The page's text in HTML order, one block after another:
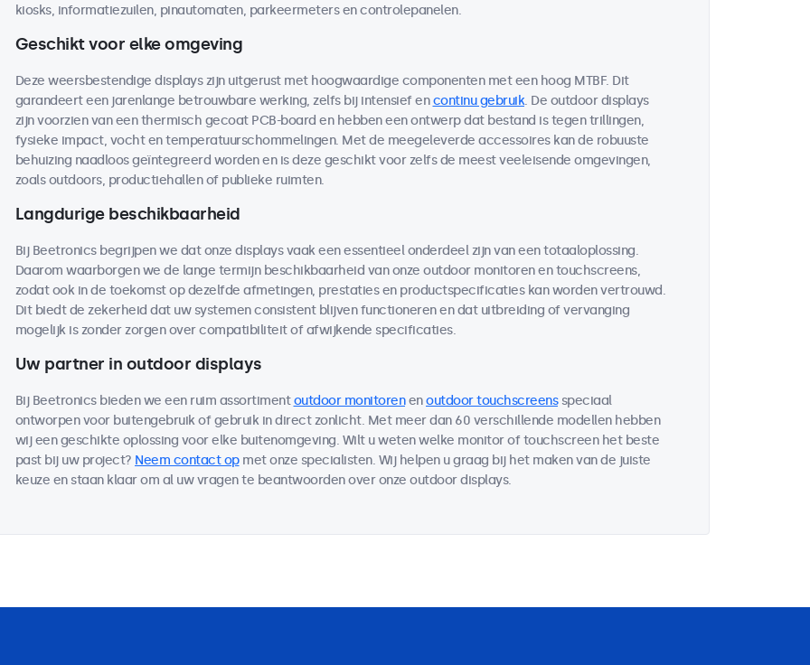
kiosks, informatiezuilen, pinautomaten, parkeermeters en controlepanelen.
Geschikt voor elke omgeving
Deze weersbestendige displays zijn uitgerust met hoogwaardige componenten met een hoog MTBF. Dit
garandeert een jarenlange betrouwbare werking, zelfs bij intensief encontinu gebruik. De outdoor displays
zijn voorzien van een thermisch gecoat PCB-board en hebben een ontwerp dat bestand is tegen trillingen,
fysieke impact, vocht en temperatuurschommelingen. Met de meegeleverde accessoires kan de robuuste
behuizing naadloos geïntegreerd worden en is deze geschikt voor zelfs de meest veeleisende omgevingen,
zoals outdoors, productiehallen of publieke ruimten.
Langdurige beschikbaarheid
Bij Beetronics begrijpen we dat onze displays vaak een essentieel onderdeel zijn van een totaaloplossing.
Daarom waarborgen we de lange termijn beschikbaarheid van onze outdoor monitoren en touchscreens,
zodat ook in de toekomst op dezelfde afmetingen, prestaties en productspecificaties kan worden vertrouwd.
Dit biedt de zekerheid dat uw systemen consistent blijven functioneren en dat uitbreiding of vervanging
mogelijk is zonder zorgen over compatibiliteit of afwijkende specificaties.
Uw partner in outdoor displays
Bij Beetronics bieden we een ruim assortimentoutdoor monitorenenoutdoor touchscreensspeciaal
ontworpen voor buitengebruik of gebruik in direct zonlicht. Met meer dan 60 verschillende modellen hebben
wij een geschikte oplossing voor elke buitenomgeving. Wilt u weten welke monitor of touchscreen het beste
past bij uw project? Neem contact opmet onze specialisten. Wij helpen u graag bij het maken van de juiste
keuze en staan klaar om al uw vragen te beantwoorden over onze outdoor displays.